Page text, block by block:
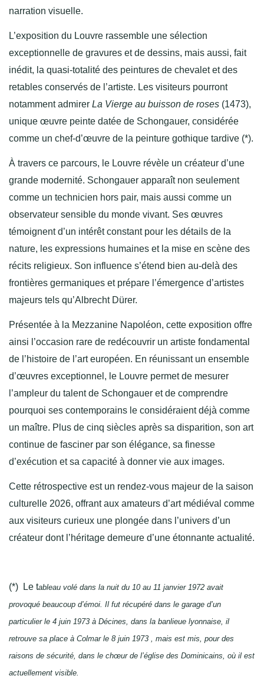
narration visuelle.
L’exposition du Louvre rassemble une sélection
exceptionnelle de gravures et de dessins, mais aussi, fait
inédit, la quasi-totalité des peintures de chevalet et des
retables conservés de l’artiste. Les visiteurs pourront
notamment admirer La Vierge au buisson de roses (1473),
unique œuvre peinte datée de Schongauer, considérée
comme un chef-d’œuvre de la peinture gothique tardive (*).
À travers ce parcours, le Louvre révèle un créateur d’une
grande modernité. Schongauer apparaît non seulement
comme un technicien hors pair, mais aussi comme un
observateur sensible du monde vivant. Ses œuvres
témoignent d’un intérêt constant pour les détails de la
nature, les expressions humaines et la mise en scène des
récits religieux. Son influence s’étend bien au-delà des
frontières germaniques et prépare l’émergence d’artistes
majeurs tels qu’Albrecht Dürer.
Présentée à la Mezzanine Napoléon, cette exposition offre
ainsi l’occasion rare de redécouvrir un artiste fondamental
de l’histoire de l’art européen. En réunissant un ensemble
d’œuvres exceptionnel, le Louvre permet de mesurer
l’ampleur du talent de Schongauer et de comprendre
pourquoi ses contemporains le considéraient déjà comme
un maître. Plus de cinq siècles après sa disparition, son art
continue de fasciner par son élégance, sa finesse
d’exécution et sa capacité à donner vie aux images.
Cette rétrospective est un rendez-vous majeur de la saison
culturelle 2026, offrant aux amateurs d’art médiéval comme
aux visiteurs curieux une plongée dans l’univers d’un
créateur dont l’héritage demeure d’une étonnante actualité.
(*) Le tableau volé dans la nuit du 10 au 11 janvier 1972 avait
provoqué beaucoup d’émoi. Il fut récupéré dans le garage d’un
particulier le 4 juin 1973 à Décines, dans la banlieue lyonnaise, il
retrouve sa place à Colmar le 8 juin 1973 , mais est mis, pour des
raisons de sécurité, dans le chœur de l’église des Dominicains, où il est
actuellement visible.